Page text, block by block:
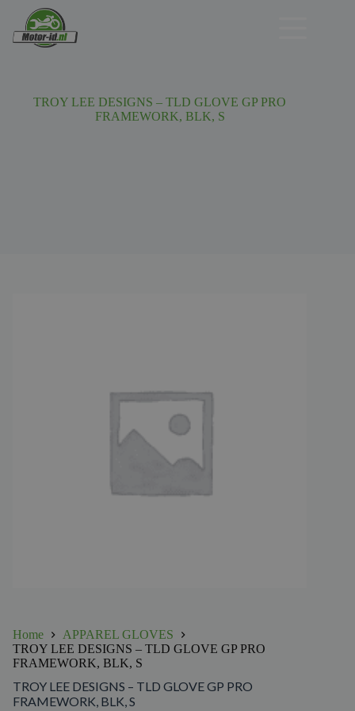
TROY LEE DESIGNS – TLD GLOVE GP PRO
FRAMEWORK, BLK, S
Home
APPAREL GLOVES
TROY LEE DESIGNS – TLD GLOVE GP PRO
FRAMEWORK, BLK, S
TROY LEE DESIGNS – TLD GLOVE GP PRO
FRAMEWORK, BLK, S